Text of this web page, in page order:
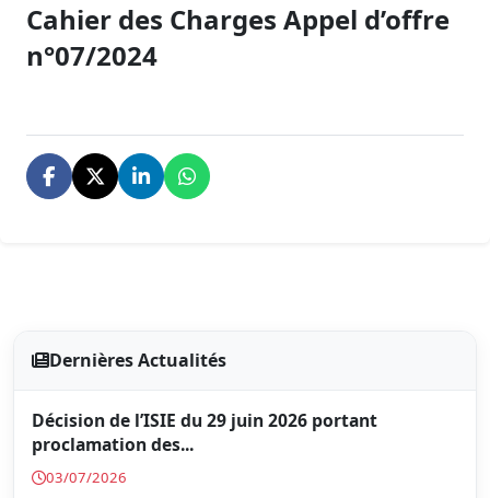
Cahier des Charges Appel d’offre
n°07/2024
Dernières Actualités
Décision de l’ISIE du 29 juin 2026 portant
proclamation des...
03/07/2026